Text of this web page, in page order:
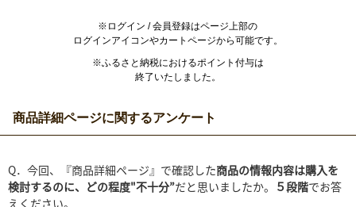
※ログイン / 会員登録はページ上部の
ログインアイコンやカートページから可能です。
※ふるさと納税におけるポイント付与は
終了いたしました。
商品詳細ページに関するアンケート